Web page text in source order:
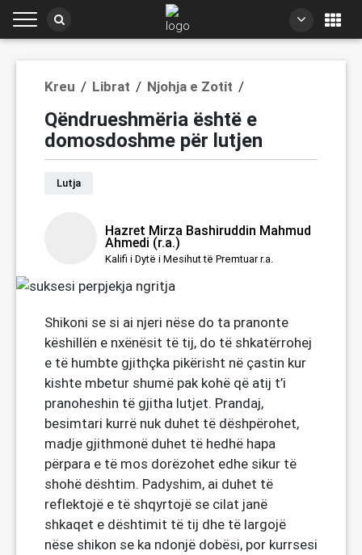
Kreu / Librat / Njohja e Zotit /
Qëndrueshmëria është e
domosdoshme për lutjen
Lutja
Hazret Mirza Bashiruddin Mahmud
Ahmedi (r.a.)
Kalifi i Dytë i Mesihut të Premtuar r.a.
Shikoni se si ai njeri nëse do ta pranonte
këshillën e nxënësit të tij, do të shkatërrohej
e të humbte gjithçka pikërisht në çastin kur
kishte mbetur shumë pak kohë që atij t’i
pranoheshin të gjitha lutjet. Prandaj,
besimtari kurrë nuk duhet të dëshpërohet,
madje gjithmonë duhet të hedhë hapa
përpara e të mos dorëzohet edhe sikur të
shohë dështim. Padyshim, ai duhet të
reflektojë e të shqyrtojë se cilat janë
shkaqet e dështimit të tij dhe të largojë
nëse shikon se ka ndonjë dobësi, por kurrsesi